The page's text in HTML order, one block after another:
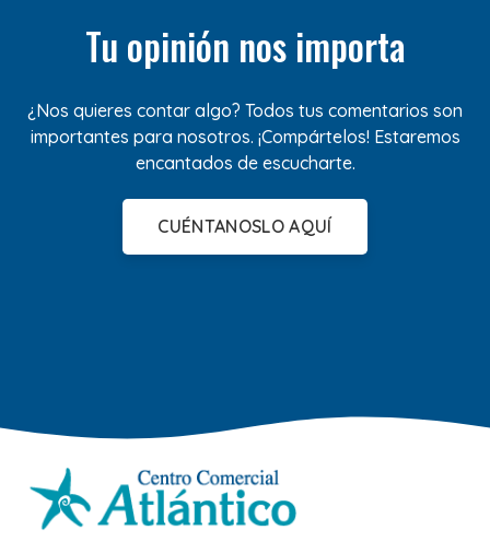
Tu opinión nos importa
¿Nos quieres contar algo? Todos tus comentarios son
importantes para nosotros. ¡Compártelos! Estaremos
encantados de escucharte.
CUÉNTANOSLO AQUÍ